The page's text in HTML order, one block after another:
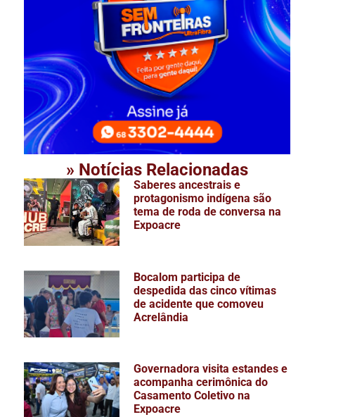
» Notícias Relacionadas
Saberes ancestrais e
protagonismo indígena são
tema de roda de conversa na
Expoacre
Bocalom participa de
despedida das cinco vítimas
de acidente que comoveu
Acrelândia
Governadora visita estandes e
acompanha cerimônica do
Casamento Coletivo na
Expoacre